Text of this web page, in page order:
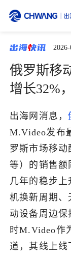
跨境展会
出海服务
出海资讯
跨境报告
出海导航
出海交流群
了解出海网
俄罗斯移
增长32%
出海网消息，
M.Video发布
罗斯市场移
等）的销售额
几年的稳步
机换新周期、
动设备周边保
时M.Video作
道，其线上